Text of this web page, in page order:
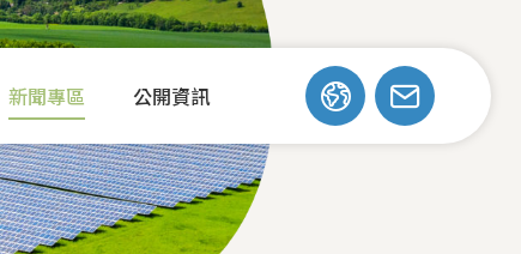
新聞專區 公開資訊